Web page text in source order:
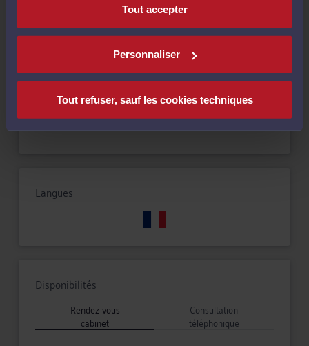
Tout accepter
Personnaliser
Tout refuser, sauf les cookies techniques
Compétences
Droit de la famille, des personnes et de leur patrimoine
Langues
Disponibilités
Rendez-vous
cabinet
Consultation
téléphonique